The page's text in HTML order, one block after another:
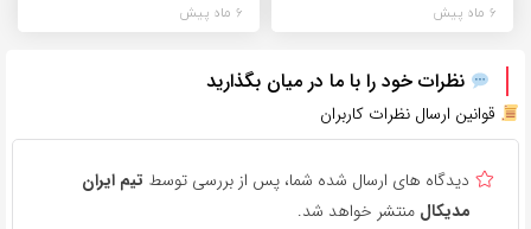
6 ماه پیش 6 ماه پیش
نظرات خود را با ما در میان بگذارید
قوانین ارسال نظرات کاربران
دیدگاه های ارسال شده شما، پس از بررسی توسط تیم ایران
مدیکال منتشر خواهد شد.